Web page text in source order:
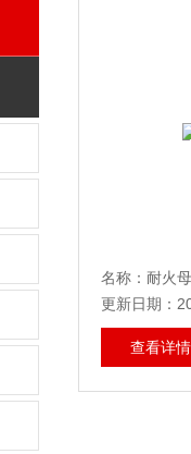
名称：耐火
更新日期：
查看详情